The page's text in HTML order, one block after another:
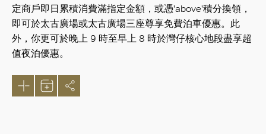
定商戶即日累積消費滿指定金額，或憑'above'積分換領，
即可於太古廣場或太古廣場三座尊享免費泊車優惠。此
外，你更可於晚上 9 時至早上 8 時於灣仔核心地段盡享超
值夜泊優惠。